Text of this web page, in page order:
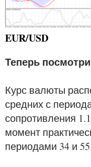
EUR/USD
Теперь
Курс валюты
средних с
сопротивления
момент
периодами 34 и